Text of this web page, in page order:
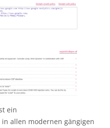
ein
allen modernen gängigen